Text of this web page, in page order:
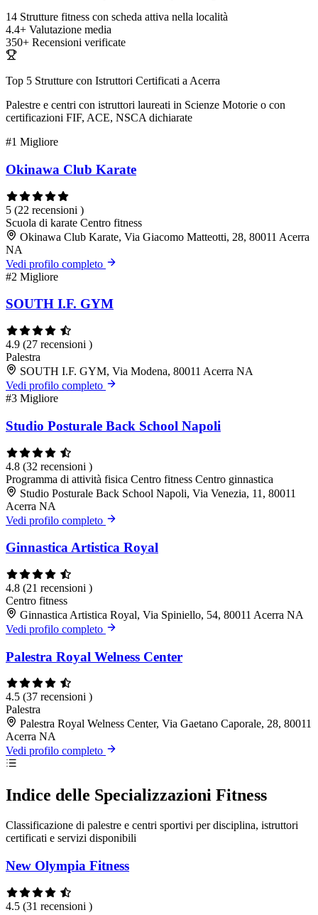
14 Strutture fitness con scheda attiva nella località
4.4+ Valutazione media
350+ Recensioni verificate
Top 5 Strutture con Istruttori Certificati a Acerra
Palestre e centri con istruttori laureati in Scienze Motorie o con
certificazioni FIF, ACE, NSCA dichiarate
#1 Migliore
Okinawa Club Karate
5 (22 recensioni )
Scuola di karate Centro fitness
Okinawa Club Karate, Via Giacomo Matteotti, 28, 80011 Acerra
NA
Vedi profilo completo
#2 Migliore
SOUTH I.F. GYM
4.9 (27 recensioni )
Palestra
SOUTH I.F. GYM, Via Modena, 80011 Acerra NA
Vedi profilo completo
#3 Migliore
Studio Posturale Back School Napoli
4.8 (32 recensioni )
Programma di attività fisica Centro fitness Centro ginnastica
Studio Posturale Back School Napoli, Via Venezia, 11, 80011
Acerra NA
Vedi profilo completo
Ginnastica Artistica Royal
4.8 (21 recensioni )
Centro fitness
Ginnastica Artistica Royal, Via Spiniello, 54, 80011 Acerra NA
Vedi profilo completo
Palestra Royal Welness Center
4.5 (37 recensioni )
Palestra
Palestra Royal Welness Center, Via Gaetano Caporale, 28, 80011
Acerra NA
Vedi profilo completo
Indice delle Specializzazioni Fitness
Classificazione di palestre e centri sportivi per disciplina, istruttori
certificati e servizi disponibili
New Olympia Fitness
4.5 (31 recensioni )